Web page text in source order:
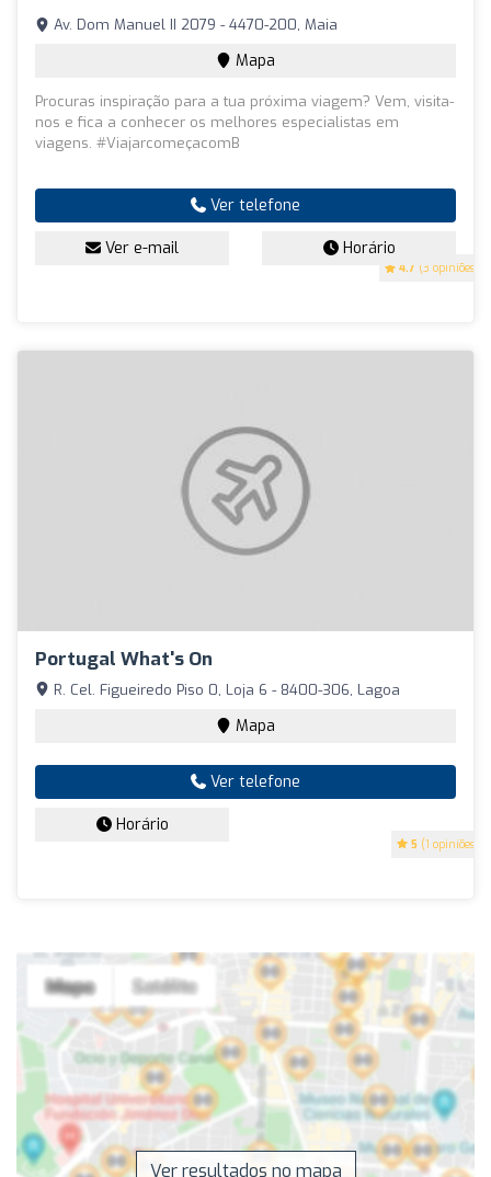
4.7 (3 opiniões)
Av. Dom Manuel II 2079 - 4470-200, Maia
Mapa
Procuras inspiração para a tua próxima viagem? Vem, visita-
nos e fica a conhecer os melhores especialistas em
viagens. #ViajarcomeçacomB
Ver telefone
Ver e-mail Horário
Portugal What's On
5 (1 opiniões)
R. Cel. Figueiredo Piso 0, Loja 6 - 8400-306, Lagoa
Mapa
Ver telefone
Horário
Ver resultados no mapa